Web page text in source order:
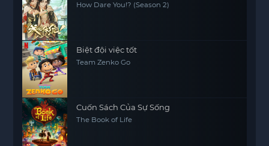
How Dare You!? (Season 2)
Biệt đội việc tốt
Team Zenko Go
Cuốn Sách Của Sự Sống
The Book of Life